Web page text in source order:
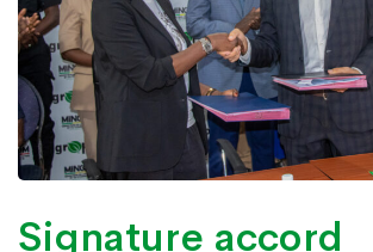
Signature accord